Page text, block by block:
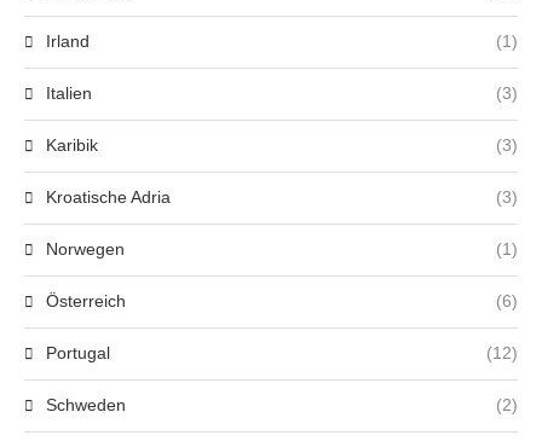
Irland (1)
Italien (3)
Karibik (3)
Kroatische Adria (3)
Norwegen (1)
Österreich (6)
Portugal (12)
Schweden (2)